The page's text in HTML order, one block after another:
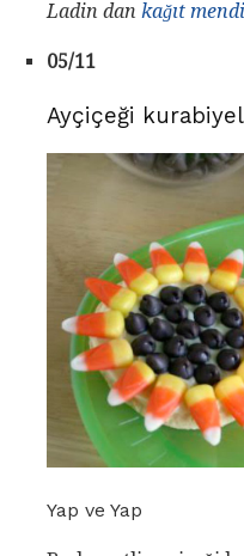
Ladin dan kağıt
05/11
Ayçiçeği
Yap ve Yap